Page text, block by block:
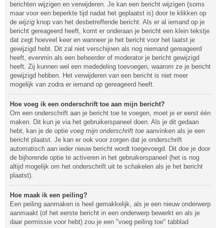
berichten wijzigen en verwijderen. Je kan een bericht wijzigen (soms
maar voor een beperkte tijd nadat het geplaatst is) door te klikken op
de wijzig knop van het desbetreffende bericht. Als er al iemand op je
bericht gereageerd heeft, komt er onderaan je bericht een klein tekstje
dat zegt hoeveel keer en wanneer je het bericht voor het laatst je
gewijzigd hebt. Dit zal niet verschijnen als nog niemand gereageerd
heeft, evenmin als een beheerder of moderator je bericht gewijzigd
heeft. Zij kunnen wel een mededeling toevoegen, waarom ze je bericht
gewijzigd hebben. Het verwijderen van een bericht is niet meer
mogelijk van zodra er iemand op gereageerd heeft.
Hoe voeg ik een onderschrift toe aan mijn bericht?
Om een onderschrift aan je bericht toe te voegen, moet je er eerst één
maken. Dit kun je via het gebruikerspaneel doen. Als je dit gedaan
hebt, kan je de optie voeg mijn onderschrift toe aanvinken als je een
bericht plaatst. Je kan er ook voor zorgen dat je onderschrift
automatisch aan ieder nieuw bericht wordt toegevoegd. Dit doe je door
de bijhorende optie te activeren in het gebruikerspaneel (het is nog
altijd mogelijk om het onderschrift uit te schakelen als je het bericht
plaatst).
Hoe maak ik een peiling?
Een peiling aanmaken is heel gemakkelijk, als je een nieuw onderwerp
aanmaakt (of het eerste bericht in een onderwerp bewerkt en als je
daar permissie voor hebt) zou je een "voeg peiling toe" tabblad